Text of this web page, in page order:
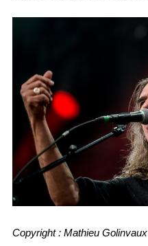
Copyright : Mathieu Golinvaux